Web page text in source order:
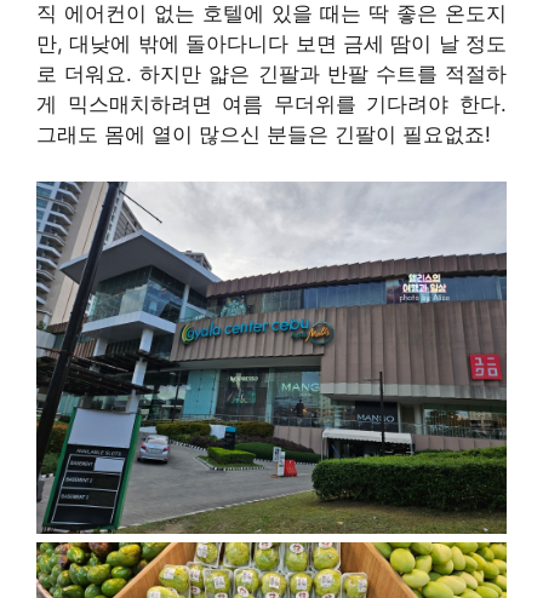
직 에어컨이 없는 호텔에 있을 때는 딱 좋은 온도지
만, 대낮에 밖에 돌아다니다 보면 금세 땀이 날 정도
로 더워요. 하지만 얇은 긴팔과 반팔 수트를 적절하
게 믹스매치하려면 여름 무더위를 기다려야 한다.
그래도 몸에 열이 많으신 분들은 긴팔이 필요없죠!